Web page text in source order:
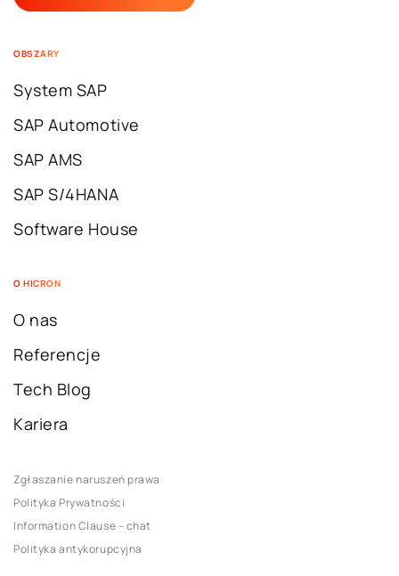
OBSZARY
System SAP
SAP Automotive
SAP AMS
SAP S/4HANA
Software House
O HICRON
O nas
Referencje
Tech Blog
Kariera
Zgłaszanie naruszeń prawa
Polityka Prywatności
Information Clause – chat
Polityka antykorupcyjna